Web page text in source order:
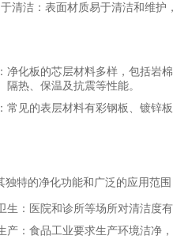
清洁：表面材质易于清洁和维护
净化板的芯层材料多样，包括岩
隔热、保温及抗震等性能。
常见的表层材料有彩钢板、镀锌
独特的净化功能和广泛的应用范
生 ：医院和诊所等场所对清洁度
产：食品工业要求生产环境洁净